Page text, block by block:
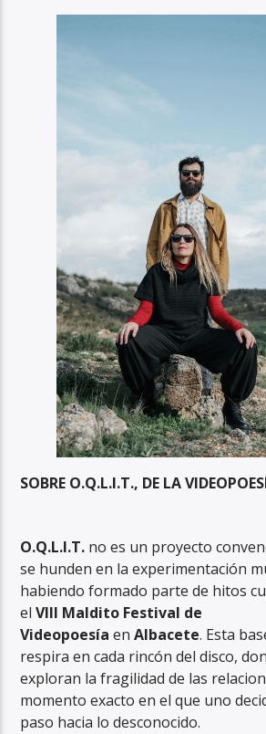
SOBRE O.Q.L.I.T., DE LA
O.Q.L.I.T. no es un proyecto
se hunden en la experimentación
habiendo formado parte de hitos
elVIII Maldito Festival de
Videopoesía enAlbacete. Esta
respira en cada rincón del disco,
exploran la fragilidad de las
momento exacto en el que uno
paso hacia lo desconocido.